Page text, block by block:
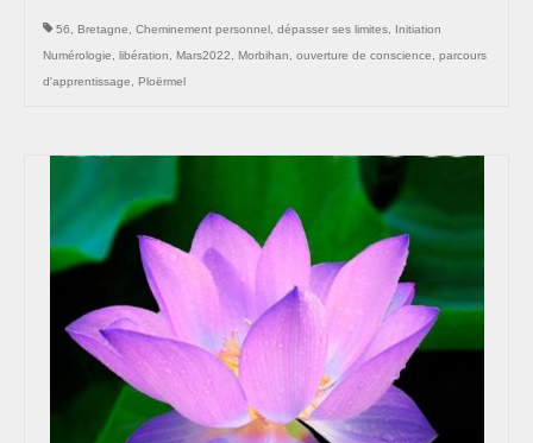
56 Bretagne Cheminement personnel dépasser ses limites
Initiation
Numérologie
libération Mars2022 Morbihan ouverture de conscience
parcours
d'apprentissage
Ploërmel